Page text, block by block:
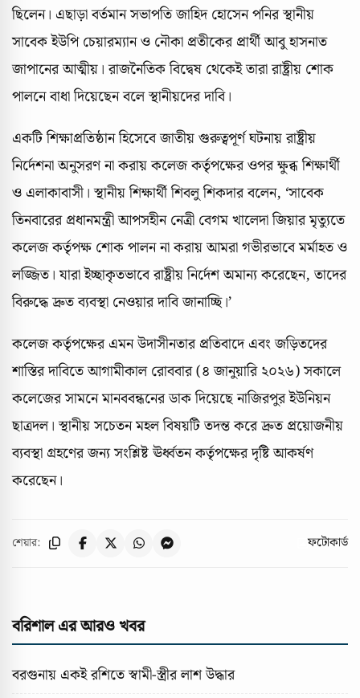
ছিলেন। এছাড়া বর্তমান সভাপতি জাহিদ হোসেন পনির স্থানীয়
সাবেক ইউপি চেয়ারম্যান ও নৌকা প্রতীকের প্রার্থী আবু হাসনাত
জাপানের আত্মীয়। রাজনৈতিক বিদ্বেষ থেকেই তারা রাষ্ট্রীয় শোক
পালনে বাধা দিয়েছেন বলে স্থানীয়দের দাবি।
একটি শিক্ষাপ্রতিষ্ঠান হিসেবে জাতীয় গুরুত্বপূর্ণ ঘটনায় রাষ্ট্রীয়
নির্দেশনা অনুসরণ না করায় কলেজ কর্তৃপক্ষের ওপর ক্ষুব্ধ শিক্ষার্থী
ও এলাকাবাসী। স্থানীয় শিক্ষার্থী শিবলু শিকদার বলেন, ‘সাবেক
তিনবারের প্রধানমন্ত্রী আপসহীন নেত্রী বেগম খালেদা জিয়ার মৃত্যুতে
কলেজ কর্তৃপক্ষ শোক পালন না করায় আমরা গভীরভাবে মর্মাহত ও
লজ্জিত। যারা ইচ্ছাকৃতভাবে রাষ্ট্রীয় নির্দেশ অমান্য করেছেন, তাদের
বিরুদ্ধে দ্রুত ব্যবস্থা নেওয়ার দাবি জানাচ্ছি।’
কলেজ কর্তৃপক্ষের এমন উদাসীনতার প্রতিবাদে এবং জড়িতদের
শাস্তির দাবিতে আগামীকাল রোববার (৪ জানুয়ারি ২০২৬) সকালে
কলেজের সামনে মানববন্ধনের ডাক দিয়েছে নাজিরপুর ইউনিয়ন
ছাত্রদল। স্থানীয় সচেতন মহল বিষয়টি তদন্ত করে দ্রুত প্রয়োজনীয়
ব্যবস্থা গ্রহণের জন্য সংশ্লিষ্ট ঊর্ধ্বতন কর্তৃপক্ষের দৃষ্টি আকর্ষণ
করেছেন।
শেয়ার: ফটোকার্ড
বরিশাল এর আরও খবর
বরগুনায় একই রশিতে স্বামী-স্ত্রীর লাশ উদ্ধার